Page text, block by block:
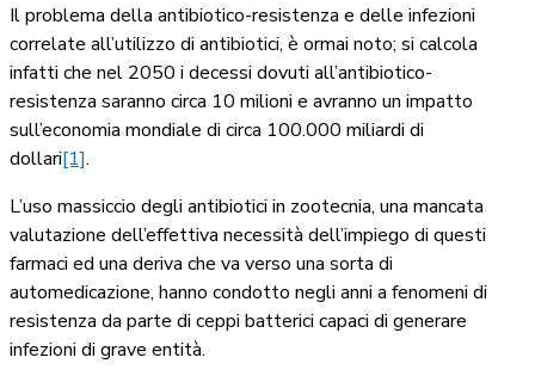
Il problema della antibiotico-resistenza e delle infezioni
correlate all’utilizzo di antibiotici, è ormai noto; si calcola
infatti che nel 2050 i decessi dovuti all’antibiotico-
resistenza saranno circa 10 milioni e avranno un impatto
sull’economia mondiale di circa 100.000 miliardi di
dollari[1].
L’uso massiccio degli antibiotici in zootecnia, una mancata
valutazione dell’effettiva necessità dell’impiego di questi
farmaci ed una deriva che va verso una sorta di
automedicazione, hanno condotto negli anni a fenomeni di
resistenza da parte di ceppi batterici capaci di generare
infezioni di grave entità.